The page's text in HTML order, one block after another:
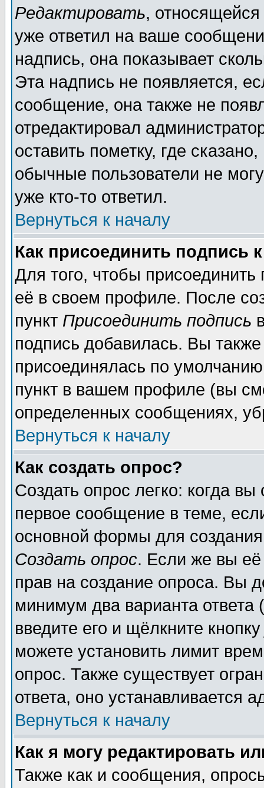
Редактировать,
уже ответил на ваше
надпись, она показывает
Эта надпись не появляется,
сообщение, она также не
отредактировал
оставить пометку, где
обычные пользователи не
уже кто-то ответил.
Вернуться к началу
Как присоединить подпись
Для того, чтобы
её в своем профиле. После
пункт Присоединить подпись
подпись добавилась. Вы
присоединялась по
пункт в вашем профиле (вы
определенных сообщениях,
Вернуться к началу
Как создать опрос?
Создать опрос легко: когда
первое сообщение в теме,
основной формы для
Создать опрос. Если же вы её
прав на создание опроса. Вы
минимум два варианта ответа
введите его и щёлкните
можете установить лимит
опрос. Также существует
ответа, оно устанавливается
Вернуться к началу
Как я могу редактировать
Также как и сообщения,